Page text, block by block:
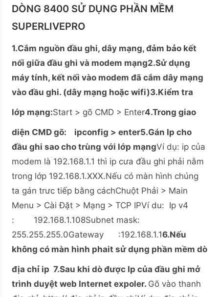
DÒNG 8400 SỬ DỤNG PHẦN MỀM
SUPERLIVEPRO
1.Cắm nguồn đầu ghi, dây mạng, đảm bảo kết
nối giữa đầu ghi và modem mạng2.Sử dụng
máy tính, kết nối vào modem đã cắm dây mạng
vào đầu ghi. (dây mạng hoặc wifi)3.Kiểm tra
lớp mạng:Start > gõ CMD > Enter4.Trong giao
diện CMD gõ: ipconfig > enter5.Gán Ip cho
đầu ghi sao cho trùng với lớp mạngVí dụ: ip của
modem là 192.168.1.1 thì ip cưa đầu ghi phải nằm
trong lớp 192.168.1.XXX.Nếu có màn hình chúng
ta gán trưc tiếp bằng cáchChuột Phải > Main
Menu > Cài Đặt > Mạng > TCP IPVí du: Ip v4
: 192.168.1.108Subnet mask:
255.255.255.0Gateway :192.168.1.16.Nếu
không có màn hình phait sử dụng phần mềm dò
địa chỉ ip 7.Sau khi dò được Ip của đầu ghi mở
trình duyệt web Internet expoler. Gõ vào thanh